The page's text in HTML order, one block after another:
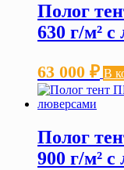
Полог
630 г/м²
63 000 ₽ В
Полог
900 г/м²